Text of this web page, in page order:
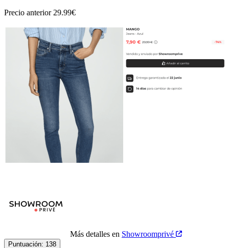
Precio anterior 29.99€
Más detalles en Showroomprivé
Puntuación: 138